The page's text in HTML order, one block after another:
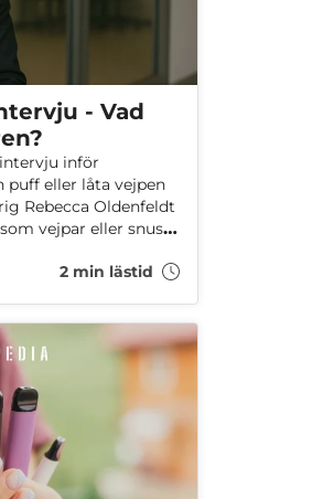
- Vad
inför
puff eller låta vejpen
Rebecca Oldenfeldt
vejpar eller snusar
2 min lästid